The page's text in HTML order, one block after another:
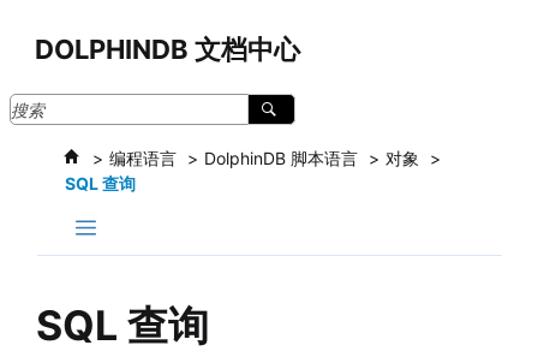
DOLPHINDB 文档中心
编程语言 DolphinDB 脚本语言
对象
SQL 查询
SQL 查询